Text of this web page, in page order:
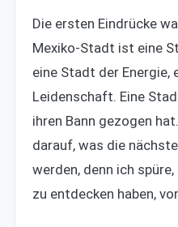
Die ersten Eindrücke
Mexiko-Stadt ist eine
eine Stadt der Energie,
Leidenschaft. Eine
ihren Bann gezogen
darauf, was die
werden, denn ich
zu entdecken haben,